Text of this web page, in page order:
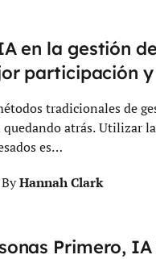
en la gestión
participación
tradicionales de
quedando atrás. Utilizar
es…
ByHannah Clark
Primero,